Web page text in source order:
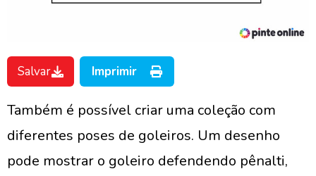
Salvar Imprimir
Também é possível criar uma coleção com
diferentes poses de goleiros. Um desenho
pode mostrar o goleiro defendendo pênalti,